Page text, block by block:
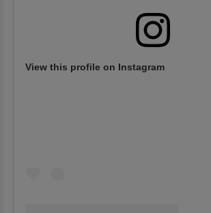
View this profile on Instagram